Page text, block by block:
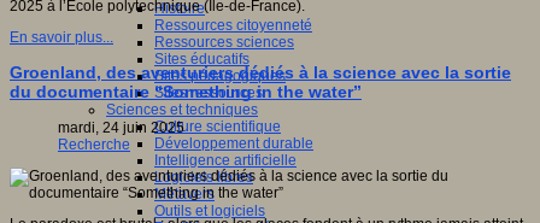
Histoire
Ressources citoyenneté
Ressources sciences
Sites éducatifs
Sites pédagogiques
Sites ressources
Sciences et techniques
Culture scientifique
Développement durable
Intelligence artificielle
Logiciels libres
Métavers
Outils et logiciels
2025 à l’École polytechnique (Île-de-France).
En savoir plus...
Groenland, des aventuriers dédiés à la science avec la sortie
du documentaire “Something in the water”
mardi, 24 juin 2025
Recherche